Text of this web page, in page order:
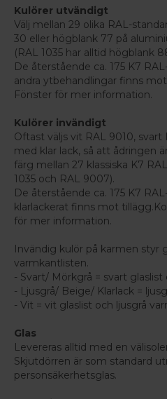
Kulörer utvändigt
Välj mellan 29 olika RAL-
30 eller högblank 77 på
(RAL 1035 har alltid högblank
De återstående ca. 175 K7
andra ytbehandlingar finns
Fönster för mer information.
Kulörer invändigt
Oftast väljs vit RAL 9010, svart
med klar lack, så att ådringen
färg mellan 27 klassiska K7
1035 och RAL 9007).
De återstående ca. 175 K7
klarlackerat finns mot
för mer information.
Invändig kulör på karmen styr
varmkantlisten.
- Svart/ Mörkgrå = svart
- Ljusgrå/ Beige/ Klarlack =
- Vit = vit glaslist och ljusgrå
Glas
Levereras alltid med en
Skjutdörren är som standard
personsäkerhetsglas.